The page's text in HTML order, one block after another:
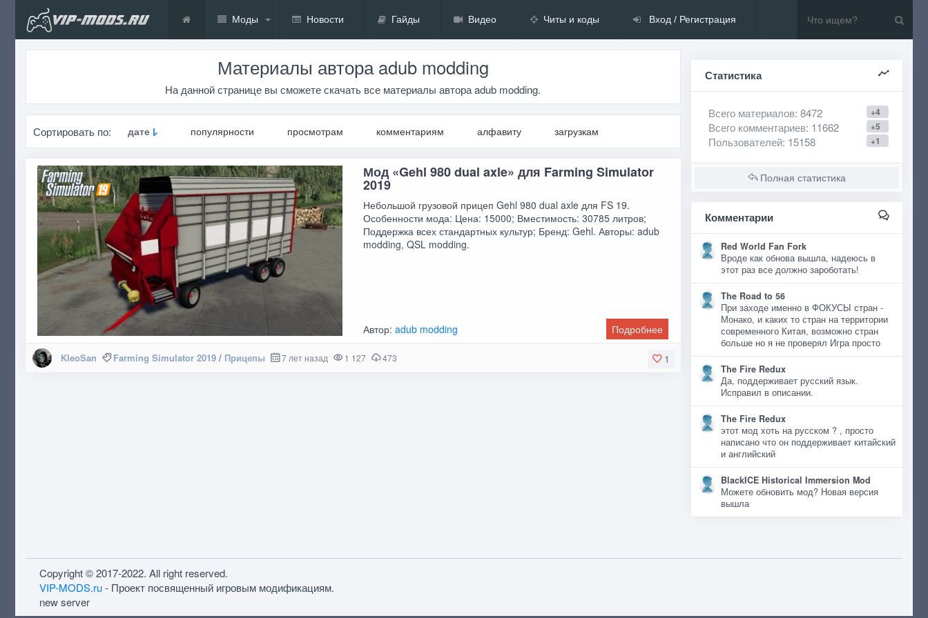
Моды Новости Гайды Видео Читы и коды Вход / Регистрация
Материалы автора adub modding
На данной странице вы сможете скачать все материалы автора adub modding.
Сортировать по: дате популярности просмотрам комментариям алфавиту загрузкам
Мод «Gehl 980 dual axle» для Farming Simulator
2019
Небольшой грузовой прицеп Gehl 980 dual axle для FS 19.
Особенности мода: Цена: 15000; Вместимость: 30785 литров;
Поддержка всех стандартных культур; Бренд: Gehl. Авторы: adub
modding, QSL modding.
Автор:adub modding Подробнее
1
KleoSan Farming Simulator 2019/ Прицепы 7 лет назад 1 127 473
Статистика
+4
Всего материалов: 8472
+5
Всего комментариев: 11662
+1
Пользователей: 15158
Полная статистика
Комментарии
Red World Fan Fork
Вроде как обнова вышла, надеюсь в
этот раз все должно зароботать!
The Road to 56
При заходе именно в ФОКУСЫ стран -
Монако, и каких то стран на территории
современного Китая, возможно стран
больше но я не проверял Игра просто
The Fire Redux
Да, поддерживает русский язык.
Исправил в описании.
The Fire Redux
этот мод хоть на русском ? , просто
написано что он поддерживает китайский
и английский
BlackICE Historical Immersion Mod
Можете обновить мод? Новая версия
вышла
Copyright © 2017-2022. All right reserved.
VIP-MODS.ru- Проект посвященный игровым модификациям.
new server